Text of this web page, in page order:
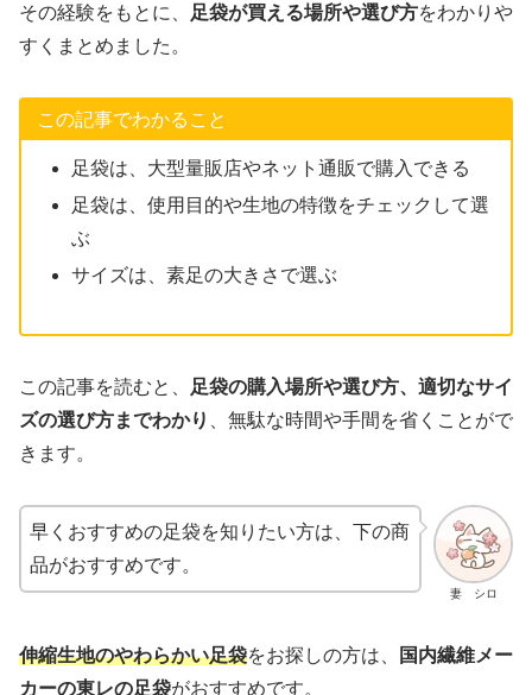
その経験をもとに、 足袋が買える場所や選び方をわかりや
すくまとめました。
この記事でわかること
足袋は、大型量販店やネット通販で購入できる
足袋は、使用目的や生地の特徴をチェックして選
ぶ
サイズは、素足の大きさで選ぶ
この記事を読むと、
足袋の購入場所や選び方、適切なサイ
ズの選び方までわかり
、無駄な時間や手間を省くことがで
きます。
妻 シロ
早くおすすめの足袋を知りたい方は、下の商
品がおすすめです。
伸縮生地のやわらかい足袋をお探しの方は、
国内繊維メー
カーの東レの足袋がおすすめです。